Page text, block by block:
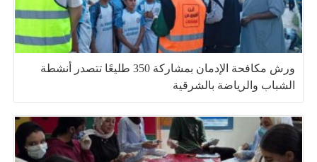
ورش مكافحة الإدمان بمشاركة 350 طليعًا تتصدر أنشطة
الشباب والرياضة بالشرقية